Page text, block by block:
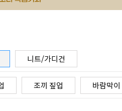
니트/가디건
조끼 짚업 바람막이